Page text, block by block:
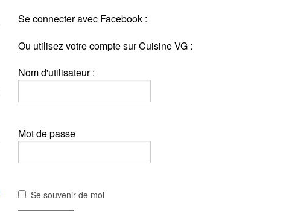
Se connecter avec Facebook :
Ou utilisez votre compte sur Cuisine VG :
Nom d'utilisateur :
Mot de passe
Se souvenir de moi